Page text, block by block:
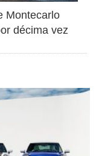
Montecarlo
décima vez